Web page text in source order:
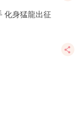
化身猛龍出征